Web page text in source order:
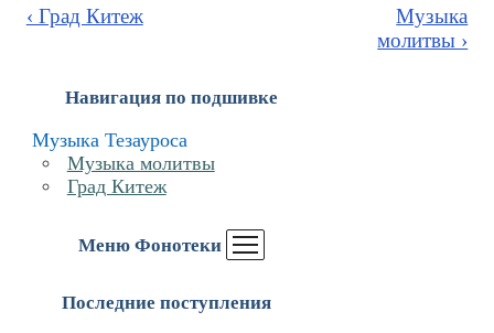
Навигация по подшивке
Музыка Тезауроса
Музыка молитвы
Град Китеж
Меню Фонотеки
Последние поступления
‹ Град Китеж
Музыка
молитвы ›